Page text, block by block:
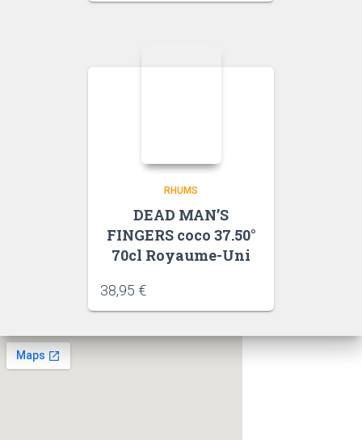
RHUMS
DEAD MAN’S
FINGERS coco 37.50°
70cl Royaume-Uni
38,95 €